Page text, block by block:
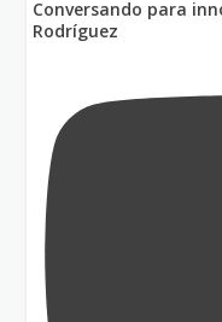
Conversando para
Rodríguez